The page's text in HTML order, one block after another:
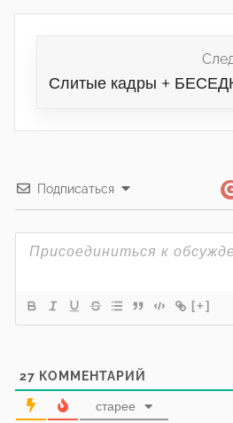
Слитые кадры +
Подписаться
[+]
27 КОММЕНТАРИЙ
старее